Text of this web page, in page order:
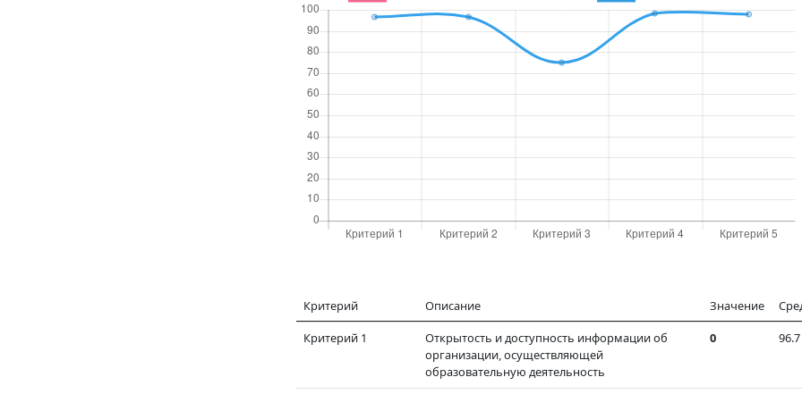
Критерий Описание Значение
Критерий 1
Открытость и доступность информации об
организации, осуществляющей
образовательную деятельность
0 96.7